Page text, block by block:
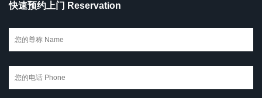
快速预约上门 Reservation